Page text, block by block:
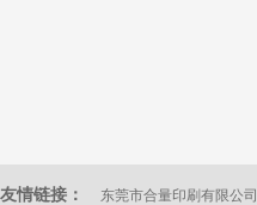
友情链接： 东莞市合量印刷有限公司